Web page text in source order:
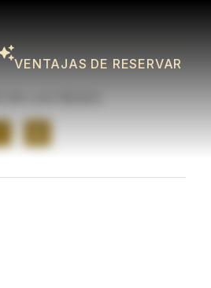
VENTAJAS DE RESERVAR